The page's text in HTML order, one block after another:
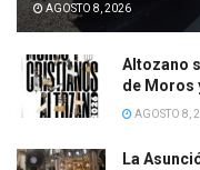
AGOSTO 8, 2026
Altozano
de Moros
AGOSTO 8,
La